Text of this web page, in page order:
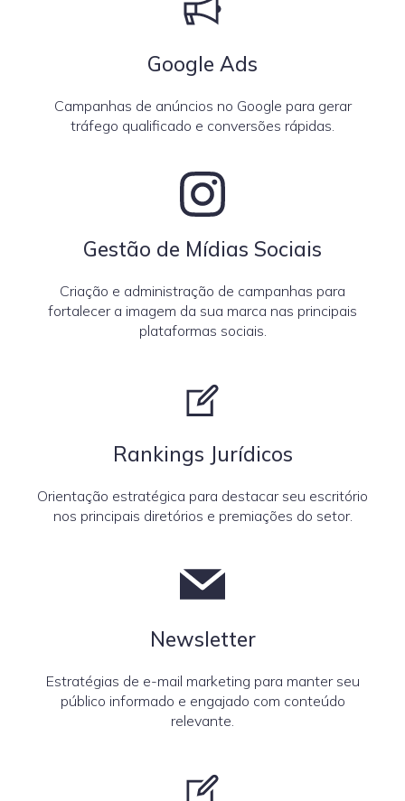
Google Ads
Campanhas de anúncios no Google para gerar
tráfego qualificado e conversões rápidas.
Gestão de Mídias Sociais
Criação e administração de campanhas para
fortalecer a imagem da sua marca nas principais
plataformas sociais.
Rankings Jurídicos
Orientação estratégica para destacar seu escritório
nos principais diretórios e premiações do setor.
Newsletter
Estratégias de e-mail marketing para manter seu
público informado e engajado com conteúdo
relevante.